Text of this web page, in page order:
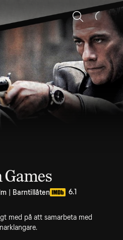
Sök
| Barntillåten 6.1
med på att samarbeta med